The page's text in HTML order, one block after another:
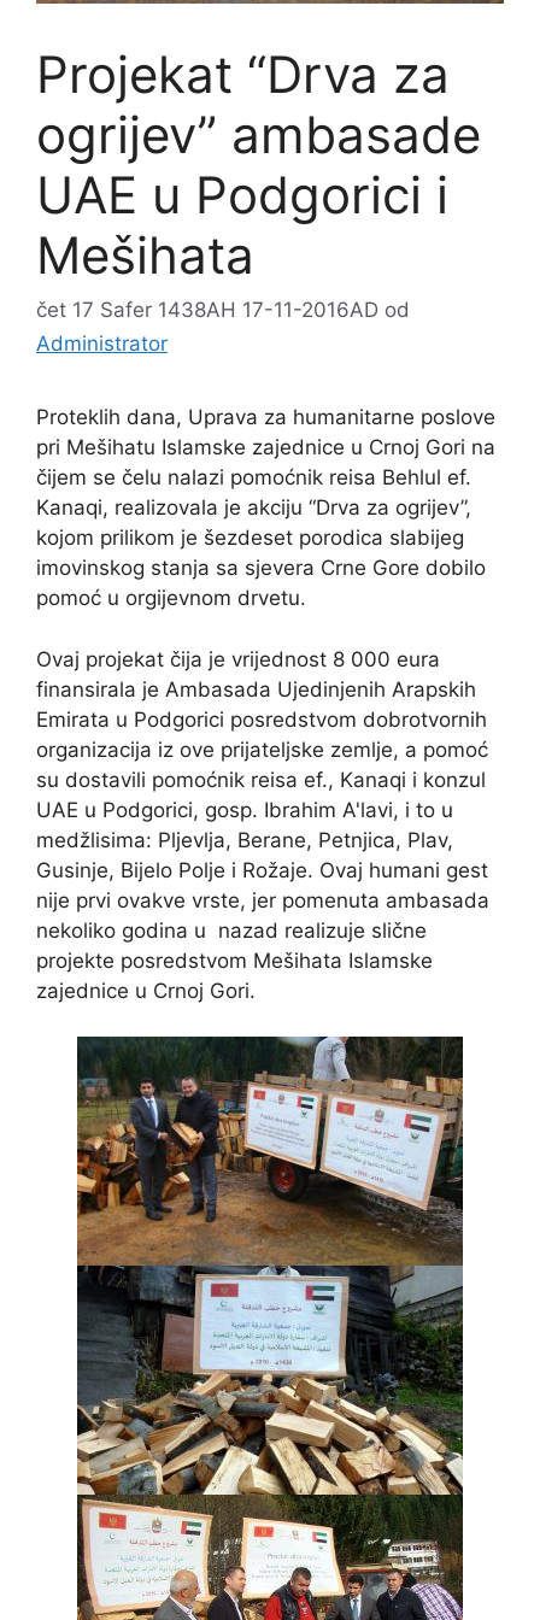
Projekat “Drva za
ogrijev” ambasade
UAE u Podgorici i
Mešihata
čet 17 Safer 1438AH 17-11-2016AD od
Administrator
Proteklih dana, Uprava za humanitarne poslove
pri Mešihatu Islamske zajednice u Crnoj Gori na
čijem se čelu nalazi pomoćnik reisa Behlul ef.
Kanaqi, realizovala je akciju “Drva za ogrijev”,
kojom prilikom je šezdeset porodica slabijeg
imovinskog stanja sa sjevera Crne Gore dobilo
pomoć u orgijevnom drvetu.
Ovaj projekat čija je vrijednost 8 000 eura
finansirala je Ambasada Ujedinjenih Arapskih
Emirata u Podgorici posredstvom dobrotvornih
organizacija iz ove prijateljske zemlje, a pomoć
su dostavili pomoćnik reisa ef., Kanaqi i konzul
UAE u Podgorici, gosp. Ibrahim A'lavi, i to u
medžlisima: Pljevlja, Berane, Petnjica, Plav,
Gusinje, Bijelo Polje i Rožaje. Ovaj humani gest
nije prvi ovakve vrste, jer pomenuta ambasada
nekoliko godina u nazad realizuje slične
projekte posredstvom Mešihata Islamske
zajednice u Crnoj Gori.